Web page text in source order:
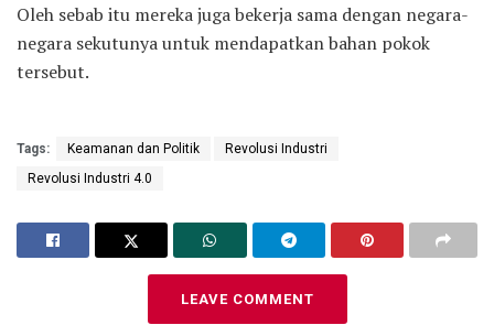
Oleh sebab itu mereka juga bekerja sama dengan negara-
negara sekutunya untuk mendapatkan bahan pokok
tersebut.
Tags: Keamanan dan Politik
Revolusi Industri
Revolusi Industri 4.0
LEAVE COMMENT